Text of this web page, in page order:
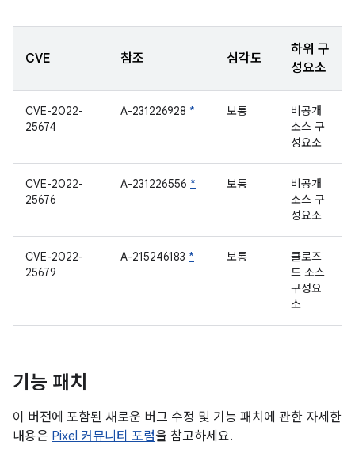
CVE 참조 심각도
하위 구
성요소
CVE-2022-
25674
A-231226928 * 보통
비공개
소스 구
성요소
CVE-2022-
25676
A-231226556 * 보통
비공개
소스 구
성요소
CVE-2022-
25679
A-215246183 * 보통
클로즈
드 소스
구성요
소
기능 패치
이 버전에 포함된 새로운 버그 수정 및 기능 패치에 관한 자세한
내용은 Pixel 커뮤니티 포럼을 참고하세요.